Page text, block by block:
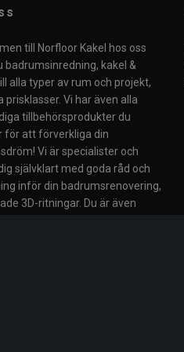
till Norfloor Kakel hos oss
badrumsinredning, kakel &
alla typer av rum och projekt,
prisklasser. Vi har även alla
tillbehörsprodukter du
för att förverkliga din
Vi är specialister och
självklart med goda råd och
inför din badrumsrenovering,
3D-ritningar. Du är även